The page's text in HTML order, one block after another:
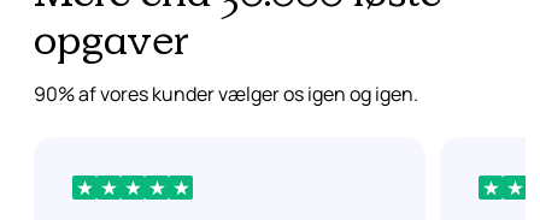
opgaver
90% af vores kunder vælger os igen og igen.